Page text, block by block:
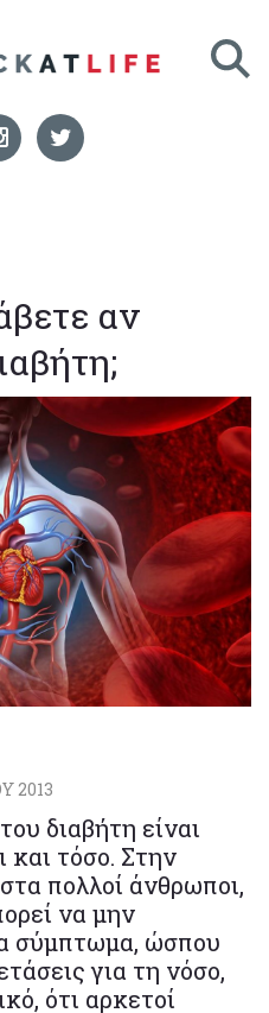
αν
2013
διαβήτη είναι
και τόσο. Στην
πολλοί άνθρωποι,
να μην
σύμπτωμα, ώσπου
για τη νόσο,
ότι αρκετοί